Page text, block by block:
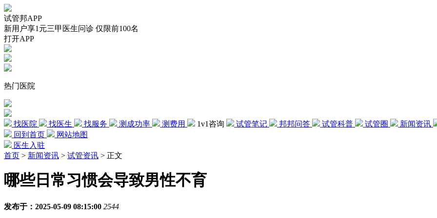
试管邦APP
新用户享1元三甲医生问诊 仅限前100名
打开APP
热门医院
找医院 找医生 找服务 测成功率 测费用 1v1咨询 试管笔记 邦邦问答 试管科普 试管圈
新闻资讯
回到首页
网站地图
医生入驻
首页 > 新闻资讯 > 试管资讯 > 正文
哪些日常习惯会导致男性不育
发布于：2025-05-09 08:15:00 2544